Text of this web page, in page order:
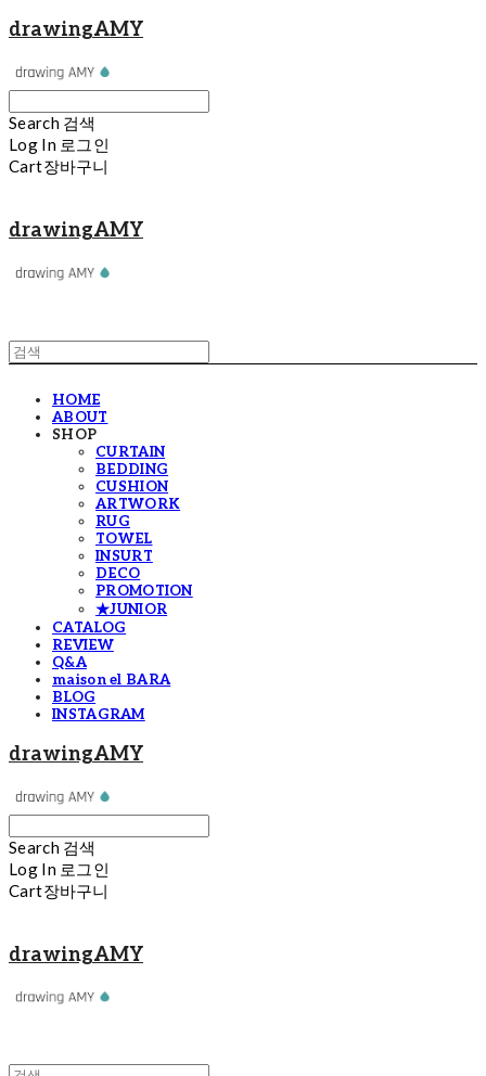
drawingAMY
Search 검색
Log In 로그인
Cart장바구니
drawingAMY
HOME
ABOUT
SHOP
CURTAIN
BEDDING
CUSHION
ARTWORK
RUG
TOWEL
INSURT
DECO
PROMOTION
★JUNIOR
CATALOG
REVIEW
Q&A
maison el BARA
BLOG
INSTAGRAM
drawingAMY
Search 검색
Log In 로그인
Cart장바구니
drawingAMY